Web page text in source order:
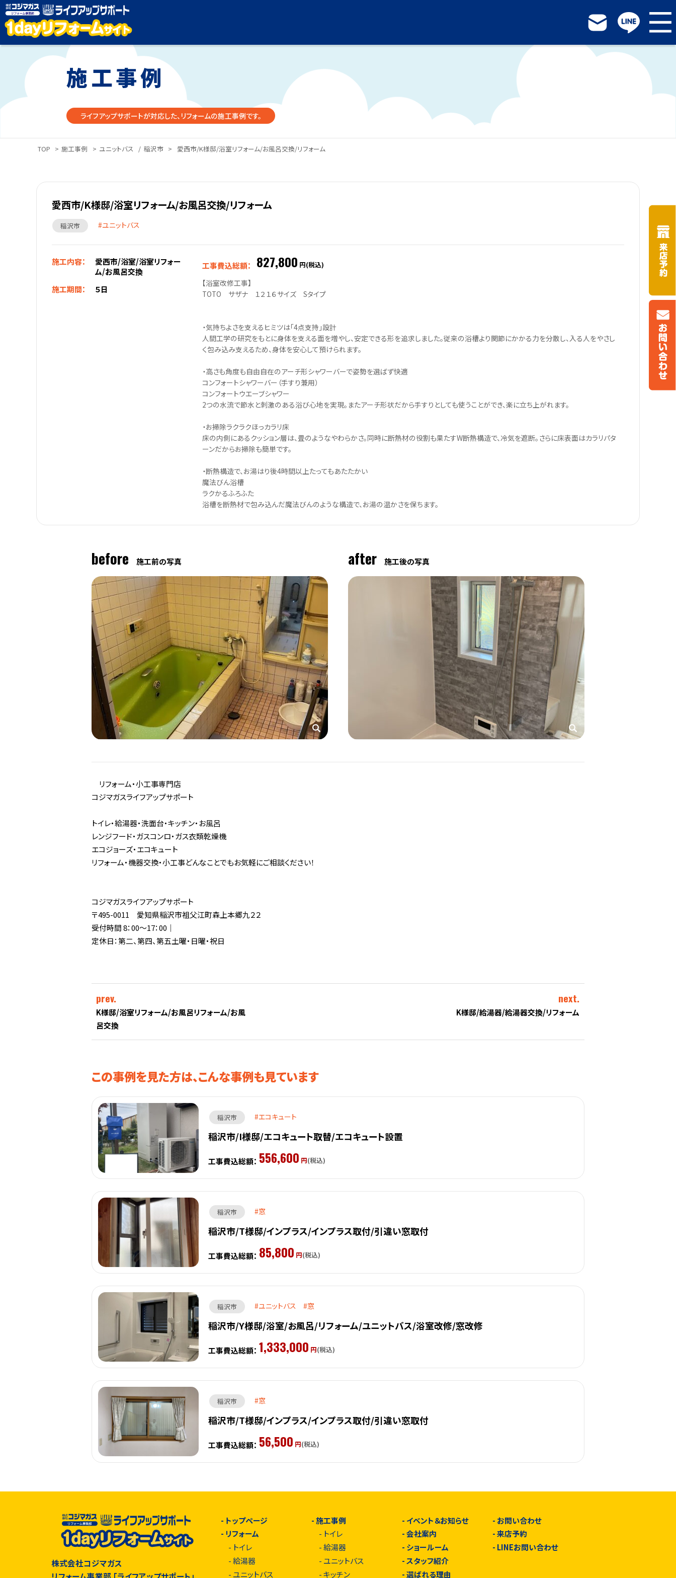
施工事例
ライフアップサポートが対応した、リフォームの施工事例です。
TOP > 施工事例 > ユニットバス / 稲沢市 > 愛西市/K様邸/浴室リフォーム/お風呂交換/リフォーム
愛西市/K様邸/浴室リフォーム/お風呂交換/リフォーム
稲沢市 ユニットバス
施工内容：
愛西市/浴室/浴室リフォー
ム/お風呂交換
施工期間：
５日
工事費込総額： 827,800 円(税込)
【浴室改修工事】
TOTO サザナ １２１６サイズ Sタイプ
・気持ちよさを支えるヒミツは「4点支持」設計
人間工学の研究をもとに身体を支える面を増やし、安定できる形を追求しました。従来の浴槽より関節にかかる力を分散し、入る人をやさし
く包み込み支えるため、身体を安心して預けられます。
・高さも角度も自由自在のアーチ形シャワーバーで姿勢を選ばず快適
コンフォートシャワーバー（手すり兼用）
コンフォートウエーブシャワー
2つの水流で節水と刺激のある浴び心地を実現。またアーチ形状だから手すりとしても使うことができ、楽に立ち上がれます。
・お掃除ラクラクほっカラリ床
床の内側にあるクッション層は、畳のようなやわらかさ。同時に断熱材の役割も果たすW断熱構造で、冷気を遮断。さらに床表面はカラリパタ
ーンだからお掃除も簡単です。
・断熱構造で、お湯はり後4時間以上たってもあたたかい
魔法びん浴槽
ラクかるふろふた
浴槽を断熱材で包み込んだ魔法びんのような構造で、お湯の温かさを保ちます。
before 施工前の写真 after 施工後の写真
リフォーム・小工事専門店
コジマガスライフアップサポート
トイレ・給湯器・洗面台・キッチン・お風呂
レンジフード・ガスコンロ・ガス衣類乾燥機
エコジョーズ・エコキュート
リフォーム・機器交換・小工事どんなことでもお気軽にご相談ください！
コジマガスライフアップサポート
〒495-0011 愛知県稲沢市祖父江町森上本郷九２２
受付時間 8：00～17：00｜
定休日：第二、第四、第五土曜・日曜・祝日
prev.
K様邸/浴室リフォーム/お風呂リフォーム/お風
呂交換
next.
K様邸/給湯器/給湯器交換/リフォーム
この事例を見た方は、こんな事例も見ています
稲沢市 エコキュート
稲沢市/I様邸/エコキュート取替/エコキュート設置
工事費込総額： 556,600 円(税込)
稲沢市 窓
稲沢市/T様邸/インプラス/インプラス取付/引違い窓取付
工事費込総額： 85,800 円(税込)
稲沢市 ユニットバス 窓
稲沢市/Y様邸/浴室/お風呂/リフォーム/ユニットバス/浴室改修/窓改修
工事費込総額： 1,333,000 円(税込)
稲沢市 窓
稲沢市/T様邸/インプラス/インプラス取付/引違い窓取付
工事費込総額： 56,500 円(税込)
株式会社コジマガス
- トップページ
- リフォーム
- トイレ
-給湯器
- ユニットバス
-施工事例
- トイレ
-給湯器
- ユニットバス
-キッチン
- イベント＆お知らせ
-会社案内
- ショールーム
-スタッフ紹介
-選ばれる理由
- お問い合わせ
-来店予約
- LINEお問い合わせ